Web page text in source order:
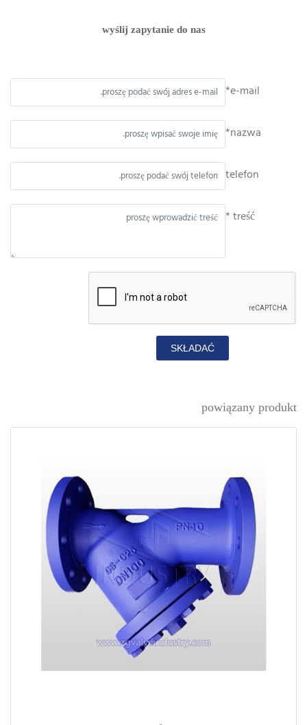
wyślij zapytanie do nas
e-mail*
nazwa*
telefon
treść *
SKŁADAĆ
powiązany produkt